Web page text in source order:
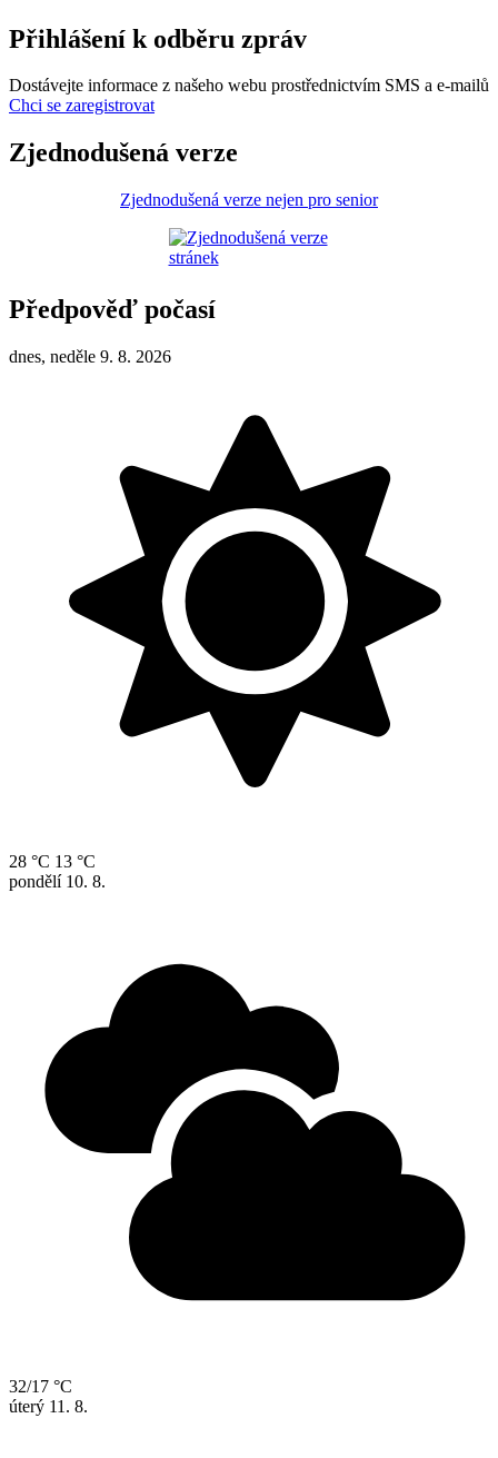
Přihlášení k odběru zpráv
Dostávejte informace z našeho webu prostřednictvím SMS a e-mailů
Chci se zaregistrovat
Zjednodušená verze
Zjednodušená verze nejen pro senior
Předpověď počasí
dnes, neděle 9. 8. 2026
28 °C 13 °C
pondělí 10. 8.
32/17 °C
úterý 11. 8.